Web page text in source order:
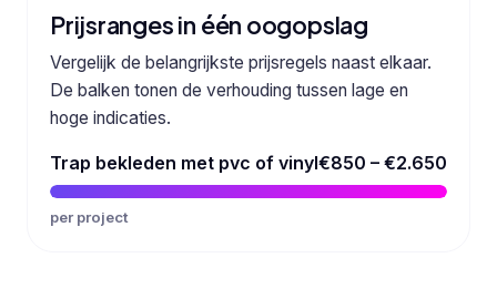
Prijsranges in één oogopslag
Vergelijk de belangrijkste prijsregels naast elkaar.
De balken tonen de verhouding tussen lage en
hoge indicaties.
Trap bekleden met pvc of vinyl€850 – €2.650
per project